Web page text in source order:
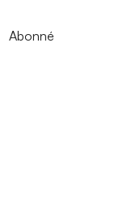
Abonné